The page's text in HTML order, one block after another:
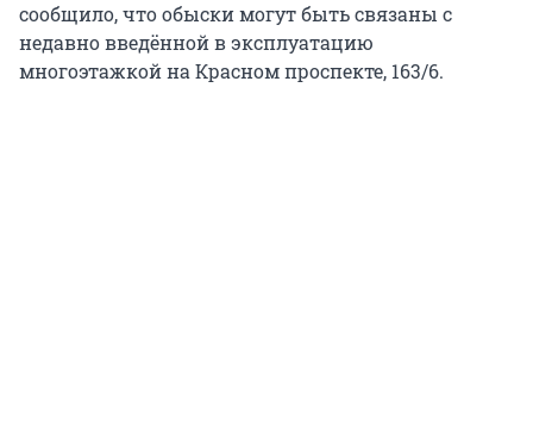
сообщило, что обыски могут быть связаны с
недавно введённой в эксплуатацию
многоэтажкой на Красном проспекте, 163/6.